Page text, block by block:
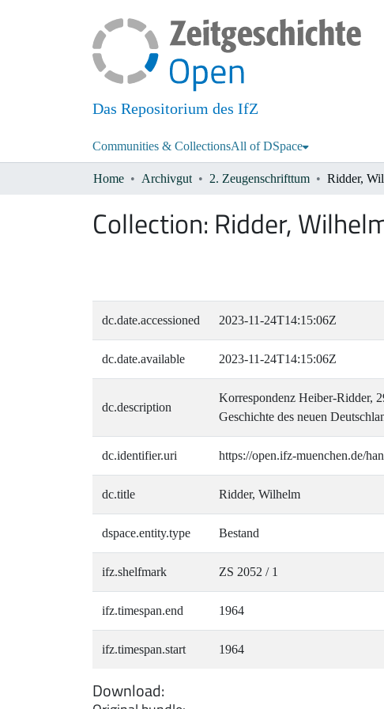
Das Repositorium des IfZ
Communities & CollectionsAll of DSpace
Home Archivgut 2. Zeugenschrifttum Ridder,
Collection: Ridder,
dc.date.accessioned 2023-11-24T14:15:06Z
dc.date.available 2023-11-24T14:15:06Z
dc.description
Korrespondenz Heiber-Ridder,
Geschichte des neuen
dc.identifier.uri https://open.ifz-muenchen.de/
dc.title Ridder, Wilhelm
dspace.entity.type Bestand
ifz.shelfmark ZS 2052 / 1
ifz.timespan.end 1964
ifz.timespan.start 1964
Download